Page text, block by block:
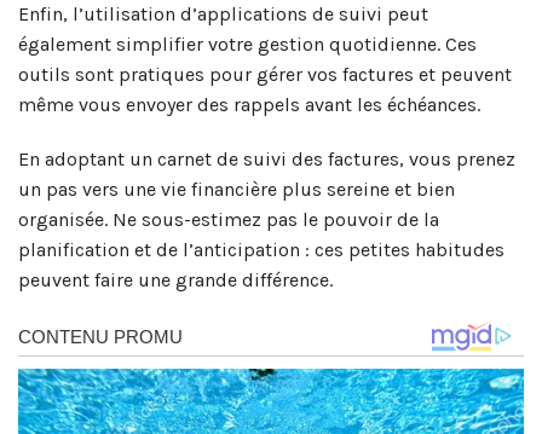
Enfin, l’utilisation d’applications de suivi peut
également simplifier votre gestion quotidienne. Ces
outils sont pratiques pour gérer vos factures et peuvent
même vous envoyer des rappels avant les échéances.
En adoptant un carnet de suivi des factures, vous prenez
un pas vers une vie financière plus sereine et bien
organisée. Ne sous-estimez pas le pouvoir de la
planification et de l’anticipation : ces petites habitudes
peuvent faire une grande différence.